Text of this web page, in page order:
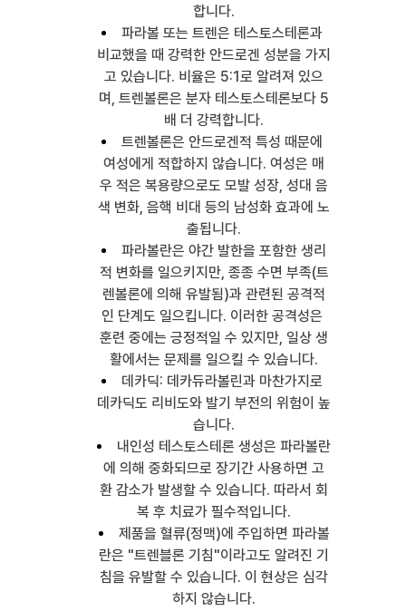
합니다.
파라볼 또는 트렌은 테스토스테론과
비교했을 때 강력한 안드로겐 성분을 가지
고 있습니다. 비율은 5:1로 알려져 있으
며, 트렌볼론은 분자 테스토스테론보다 5
배 더 강력합니다.
트렌볼론은 안드로겐적 특성 때문에
여성에게 적합하지 않습니다. 여성은 매
우 적은 복용량으로도 모발 성장, 성대 음
색 변화, 음핵 비대 등의 남성화 효과에 노
출됩니다.
파라볼란은 야간 발한을 포함한 생리
적 변화를 일으키지만, 종종 수면 부족(트
렌볼론에 의해 유발됨)과 관련된 공격적
인 단계도 일으킵니다. 이러한 공격성은
훈련 중에는 긍정적일 수 있지만, 일상 생
활에서는 문제를 일으킬 수 있습니다.
데카딕: 데카듀라볼린과 마찬가지로
데카딕도 리비도와 발기 부전의 위험이 높
습니다.
내인성 테스토스테론 생성은 파라볼란
에 의해 중화되므로 장기간 사용하면 고
환 감소가 발생할 수 있습니다. 따라서 회
복 후 치료가 필수적입니다.
제품을 혈류(정맥)에 주입하면 파라볼
란은 "트렌블론 기침"이라고도 알려진 기
침을 유발할 수 있습니다. 이 현상은 심각
하지 않습니다.